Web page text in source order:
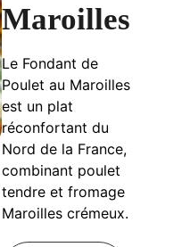
Maroilles
Le Fondant de
Poulet au Maroilles
est un plat
réconfortant du
Nord de la France,
combinant poulet
tendre et fromage
Maroilles crémeux.